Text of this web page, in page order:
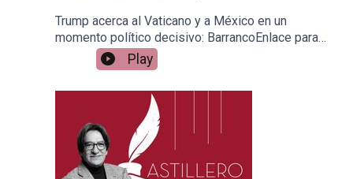
Trump acerca al Vaticano y a México en un
momento político decisivo: BarrancoEnlace para
apoyar vía
Patreon:https://www.patreon.com/julioastilleroEnl
ace para hacer donaciones vía
PayPal:https://www.paypal.me/julioastilleroCuent
a para hacer transferencias a cuenta BBVA a
nombre de Julio Hernández López:
1539408017CLABE: 012 320 01539408017
2Tienda:https://julioastillerotienda.com/
Play